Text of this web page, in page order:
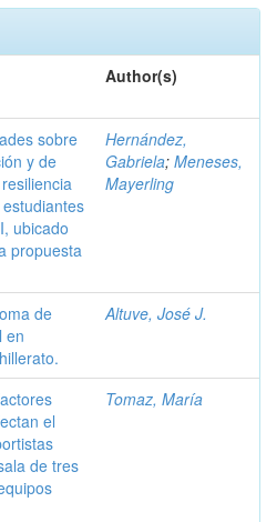
Author(s)
sobre
y de
ubicado
propuesta
Hernández,
Gabriela; Meneses,
Mayerling
de
en
Altuve, José J.
el
de tres
Tomaz, María